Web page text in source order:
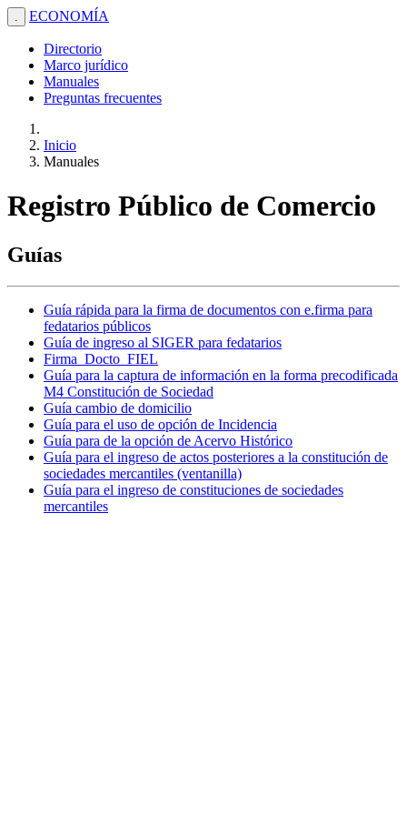
. ECONOMÍA
Directorio
Marco jurídico
Manuales
Preguntas frecuentes
Inicio
Manuales
Registro Público de Comercio
Guías
Guía rápida para la firma de documentos con e.firma para
fedatarios públicos
Guía de ingreso al SIGER para fedatarios
Firma_Docto_FIEL
Guía para la captura de información en la forma precodificada
M4 Constitución de Sociedad
Guía cambio de domicilio
Guía para el uso de opción de Incidencia
Guía para de la opción de Acervo Histórico
Guía para el ingreso de actos posteriores a la constitución de
sociedades mercantiles (ventanilla)
Guía para el ingreso de constituciones de sociedades
mercantiles